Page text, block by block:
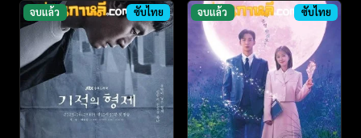
จบแล้ว ซับไทย จบแล้ว ซับไทย